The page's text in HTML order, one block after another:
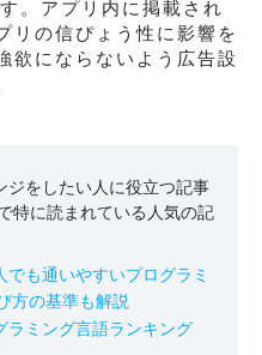
。アプリ内に掲載され
リの信ぴょう性に影響を
欲にならないよう広告設
ジをしたい人に役立つ記事
特に読まれている人気の記
でも通いやすいプログラミ
方の基準も解説
ラミング言語ランキング